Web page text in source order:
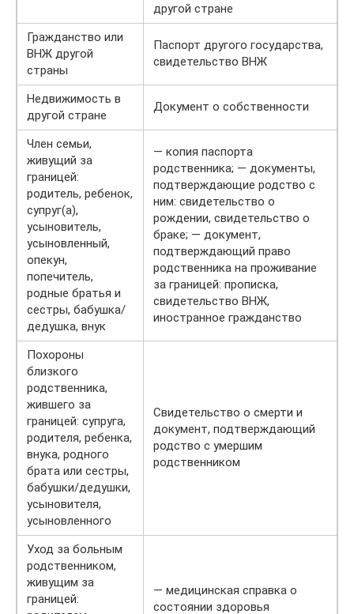
другой стране
Гражданство или
ВНЖ другой
страны
Паспорт другого государства,
свидетельство ВНЖ
Недвижимость в
другой стране
Документ о собственности
Член семьи,
живущий за
границей:
родитель, ребенок,
супруг(а),
усыновитель,
усыновленный,
опекун,
попечитель,
родные братья и
сестры, бабушка/
дедушка, внук
— копия паспорта
родственника; — документы,
подтверждающие родство с
ним: свидетельство о
рождении, свидетельство о
браке; — документ,
подтверждающий право
родственника на проживание
за границей: прописка,
свидетельство ВНЖ,
иностранное гражданство
Похороны
близкого
родственника,
жившего за
границей: супруга,
родителя, ребенка,
внука, родного
брата или сестры,
бабушки/дедушки,
усыновителя,
усыновленного
Свидетельство о смерти и
документ, подтверждающий
родство с умершим
родственником
Уход за больным
родственником,
живущим за
границей:
— медицинская справка о
состоянии здоровья